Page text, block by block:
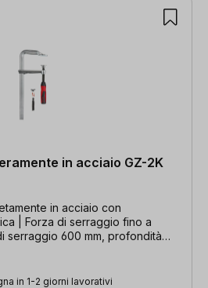
in acciaio GZ-2K
in acciaio con
| Forza di serraggio fino a
serraggio 600 mm, profondità
in 1-2 giorni lavorativi